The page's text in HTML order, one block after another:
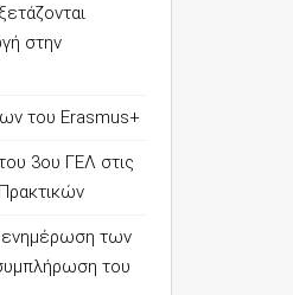
στην
του Erasmus+
3ου ΓΕΛ στις
ενημέρωση των
του